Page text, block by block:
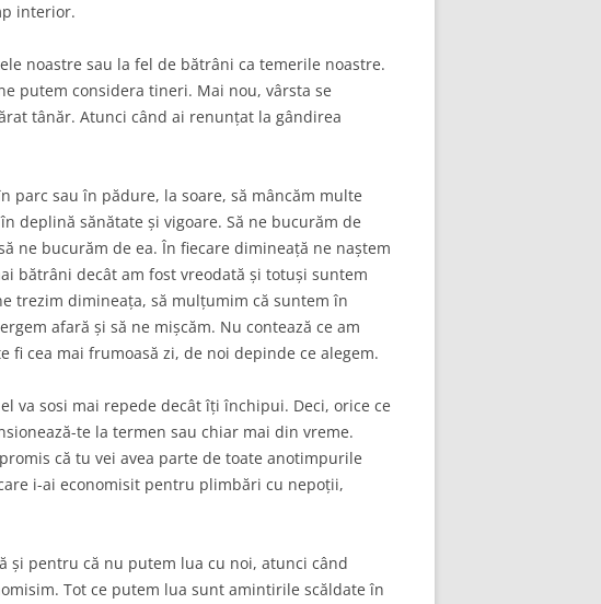
interior.
noastre sau la fel de bătrâni ca temerile noastre.
putem considera tineri. Mai nou, vârsta se
tânăr. Atunci când ai renunțat la gândirea
parc sau în pădure, la soare, să mâncăm multe
deplină sănătate și vigoare. Să ne bucurăm de
ne bucurăm de ea. În fiecare dimineață ne naștem
bătrâni decât am fost vreodată și totuși suntem
trezim dimineața, să mulțumim că suntem în
afară și să ne mișcăm. Nu contează ce am
fi cea mai frumoasă zi, de noi depinde ce alegem.
va sosi mai repede decât îți închipui. Deci, orice ce
te la termen sau chiar mai din vreme.
că tu vei avea parte de toate anotimpurile
i-ai economisit pentru plimbări cu nepoții,
și pentru că nu putem lua cu noi, atunci când
Tot ce putem lua sunt amintirile scăldate în